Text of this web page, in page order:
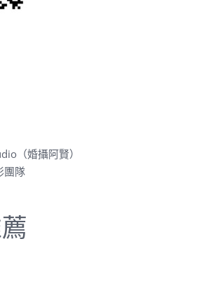
（婚攝阿賢）
團隊